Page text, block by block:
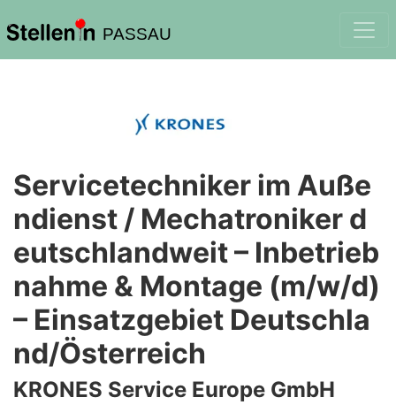
PASSAU
Servicetechniker im Auße
ndienst / Mechatroniker d
eutschlandweit – Inbetrieb
nahme & Montage (m/w/d)
– Einsatzgebiet Deutschla
nd/Österreich
KRONES Service Europe GmbH